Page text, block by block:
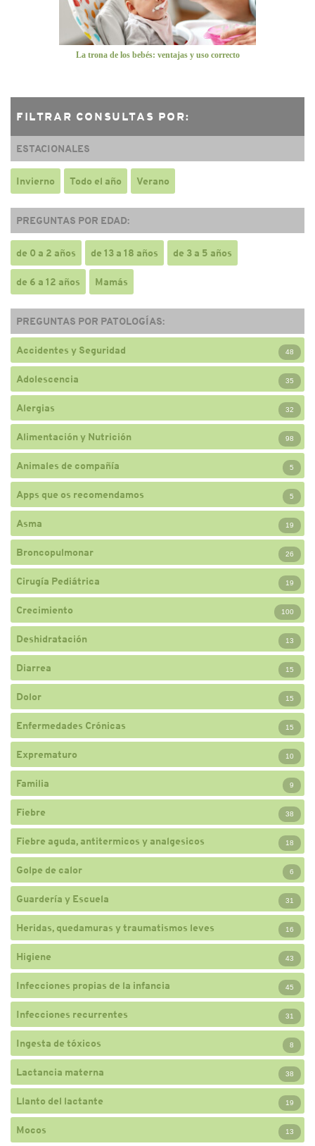
La trona de los bebés: ventajas y uso correcto
FILTRAR CONSULTAS POR:
ESTACIONALES
Invierno Todo el año Verano
PREGUNTAS POR EDAD:
de 0 a 2 años de 13 a 18 años de 3 a 5 años
de 6 a 12 años Mamás
PREGUNTAS POR PATOLOGÍAS:
Accidentes y Seguridad 48
Adolescencia 35
Alergias 32
Alimentación y Nutrición 98
Animales de compañía 5
Apps que os recomendamos 5
Asma 19
Broncopulmonar 26
Cirugía Pediátrica 19
Crecimiento 100
Deshidratación 13
Diarrea 15
Dolor 15
Enfermedades Crónicas 15
Exprematuro 10
Familia 9
Fiebre 38
Fiebre aguda, antitermicos y analgesicos 18
Golpe de calor 6
Guardería y Escuela 31
Heridas, quedamuras y traumatismos leves 16
Higiene 43
Infecciones propias de la infancia 45
Infecciones recurrentes 31
Ingesta de tóxicos 8
Lactancia materna 38
Llanto del lactante 19
Mocos 13